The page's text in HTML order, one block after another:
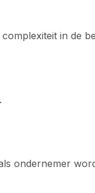
in de
ondernemer